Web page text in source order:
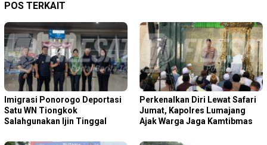
POS TERKAIT
Imigrasi Ponorogo Deportasi
Satu WN Tiongkok
Salahgunakan Ijin Tinggal
Perkenalkan Diri Lewat Safari
Jumat, Kapolres Lumajang
Ajak Warga Jaga Kamtibmas